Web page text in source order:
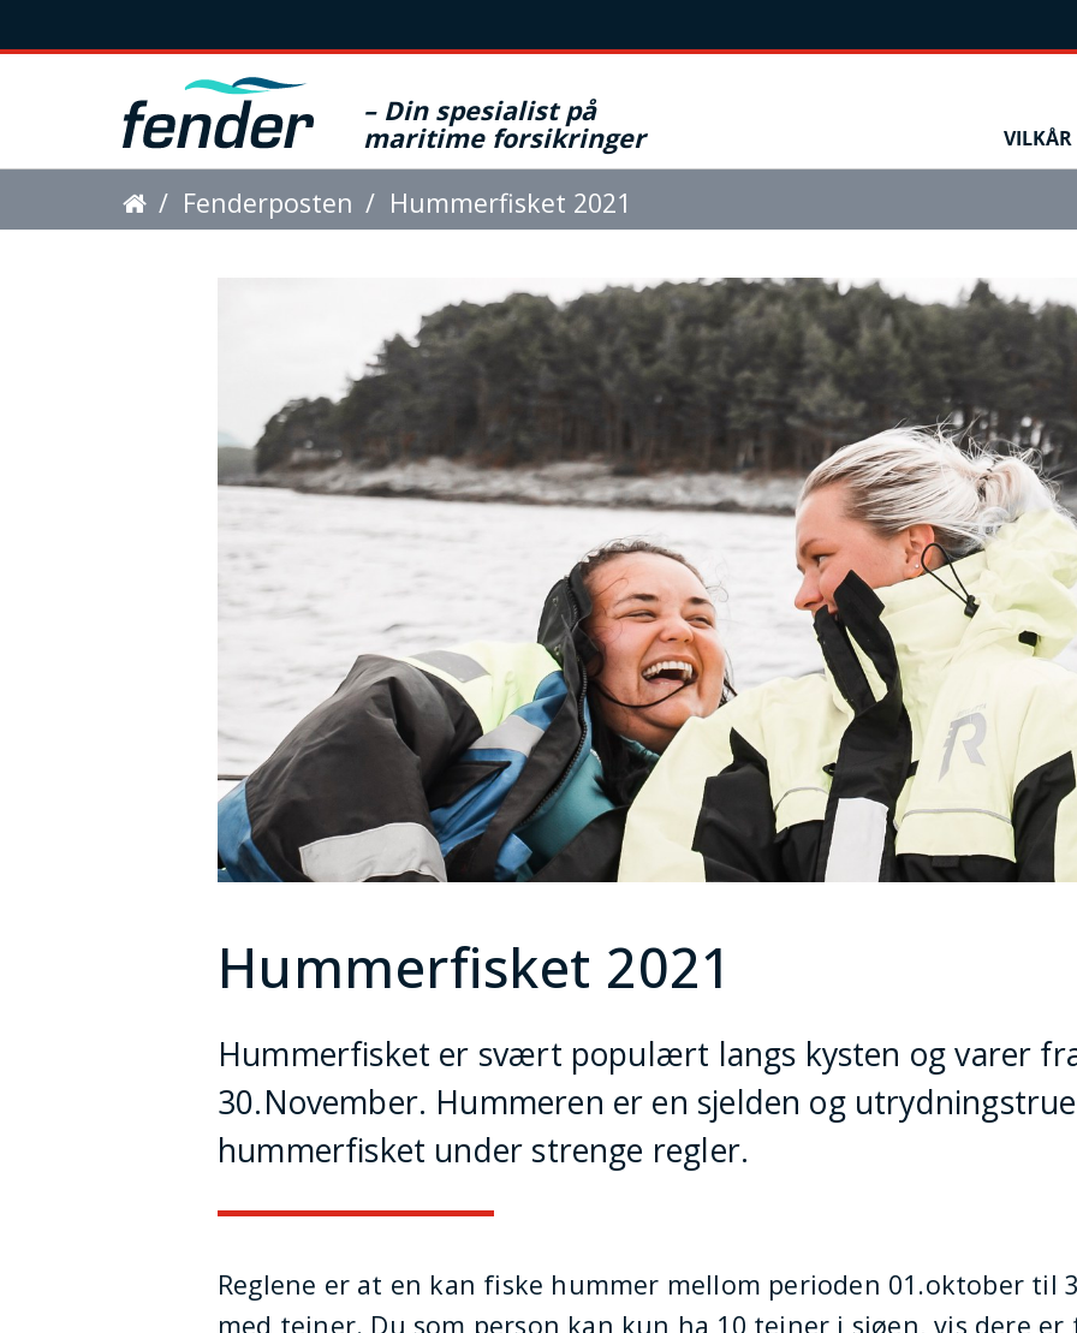
– Din spesialist på
maritime forsikringer VILKÅR
D
u
Fenderposten Hummerfisket 2021
Hummerfisket 2021
Hummerfisket er svært populært langs kysten og varer
30.November. Hummeren er en sjelden og
hummerfisket under strenge regler.
Reglene er at en kan fiske hummer mellom perioden 01.oktober til
med teiner. Du som person kan kun ha 10 teiner i sjøen, vis dere